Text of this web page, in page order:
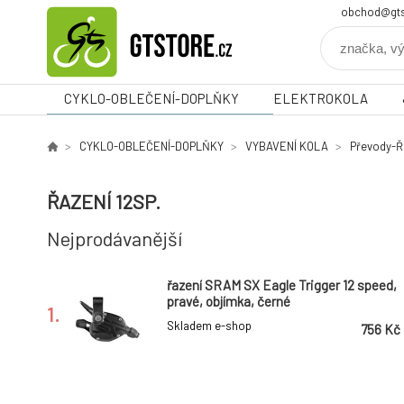
CYKLO-OBLEČENÍ-DOPLŇKY ELEKTROKOLA
CYKLO-OBLEČENÍ-DOPLŇKY VYBAVENÍ KOLA Převody-
ŘAZENÍ 12SP.
Nejprodávanější
1.
řazení SRAM SX Eagle Trigger 12 speed,
pravé, objímka, černé
Skladem e-shop 756 Kč